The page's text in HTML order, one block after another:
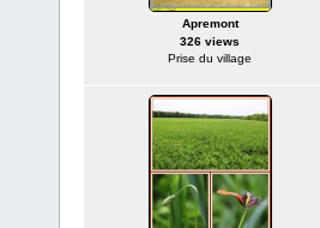
Apremont
326 views
Prise du village